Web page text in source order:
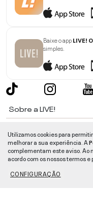
Baixe o appLIVE!
simples.
Sobre a LIVE!
Informações
Utilizamos cookies para
melhorar a sua experiência. A
complementam este aviso. Ao
acordo com os nossos termos e
CONFIGURAÇÃO